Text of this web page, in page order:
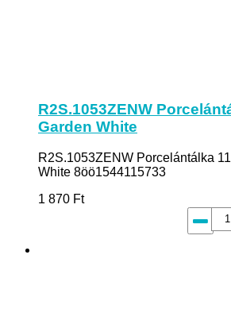
R2S.1053ZENW
Garden White
R2S.1053ZENW Porcelántálka
White 8öö1544115733
1 870 Ft